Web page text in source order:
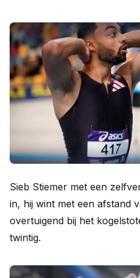
Sieb Stiemer met een
in, hij wint met een afstand
overtuigend bij het
twintig.